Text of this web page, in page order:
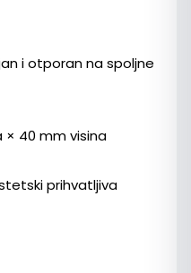
i otporan na spoljne
× 40 mm visina
prihvatljiva